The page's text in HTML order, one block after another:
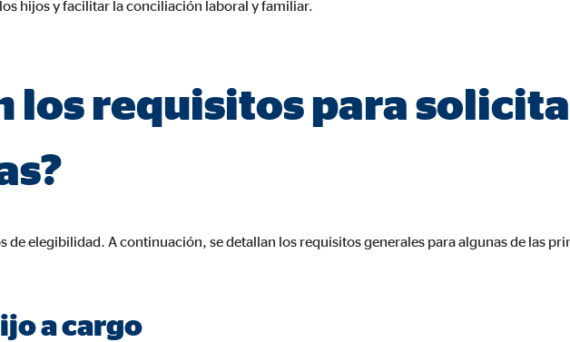
hijos y facilitar la conciliación laboral y familiar.
los requisitos para
de elegibilidad. A continuación, se detallan los requisitos generales para algunas de las
a cargo